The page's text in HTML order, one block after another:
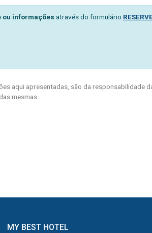
ou informações através do formulário
aqui apresentadas, são da responsabilidade
mesmas.
MY BEST HOTEL